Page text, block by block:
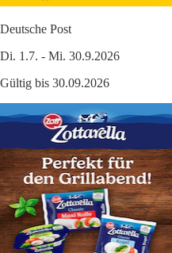
Deutsche Post
Di. 1.7. - Mi. 30.9.2026
Gültig bis 30.09.2026